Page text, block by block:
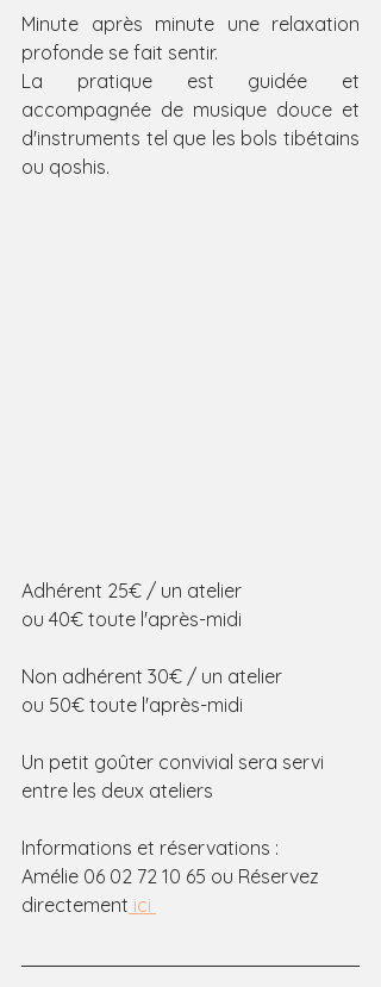
​Minute après minute une relaxation
profonde se fait sentir.
La pratique est guidée et
accompagnée de musique douce et
d'instruments tel que les bols tibétains
ou qoshis.
Adhérent 25€ / un atelier
ou 40€ toute l'après-midi
Non adhérent 30€ / un atelier
ou 50€ toute l'après-midi
Un petit goûter convivial sera servi
entre les deux ateliers
Informations et réservations :
Amélie 06 02 72 10 65 ou Réservez
directement ici